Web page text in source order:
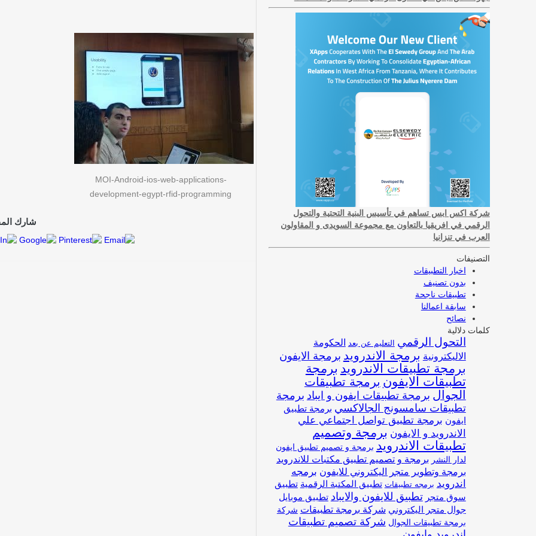
MOI-Android-ios-web-applications-
development-egypt-rfid-programming
شارك
شركة اكس ابس تساهم في تأسيس البنية التحتية والتحول
الرقمي في افريقيا بالتعاون مع مجموعة السويدى و المقاولون
العرب في تنزانيا
التصنيفات
اخبار التطبيقات
بدون تصنيف
تطبيقات ناجحة
سابقة اعمالنا
نصائح
كلمات دلالية
التحول الرقمي التعليم عن بعد الحكومة
الاليكترونية برمجة الاندرويد برمجة الايفون
برمجة تطبيقات الاندرويد برمجة
تطبيقات الايفون برمجة تطبيقات
الجوال برمجة تطبيقات ايفون و ايباد برمجة
تطبيقات سامسونج الجالاكسي برمجة تطبيق
ايفون برمجة تطبيق تواصل اجتماعي علي
الاندرويد و الايفون برمجة وتصميم
تطبيقات الاندرويد برمجة و تصميم تطبيق ايفون
لدار النشر برمجة و تصميم تطبيق مكتبات للاندرويد
برمجة وتطوير متجر اليكتروني للايفون برمجه
اندرويد برمجه تطبيقات تطبيق المكتبة الرقمية تطبيق
سوق متجر تطبيق للايفون والايباد تطبيق موبايل
جوال متجر اليكتروني شركة برمجة تطبيقات شركة
برمجة تطبيقات الجوال شركة تصميم تطبيقات